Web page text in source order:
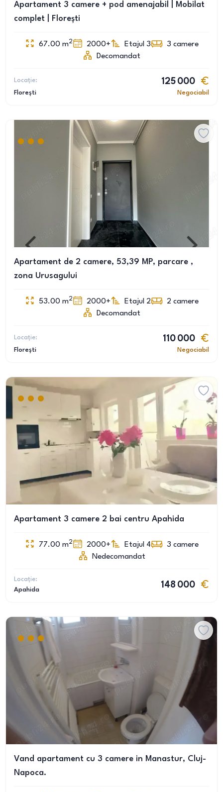
Apartament 3 camere + pod amenajabil | Mobilat
complet | Florești
67.00 m2 2000+ Etajul 3 3 camere
Decomandat
Locație:
Florești
125 000
Negociabil
Apartament de 2 camere, 53,39 MP, parcare ,
zona Urusagului
53.00 m2 2000+ Etajul 2 2 camere
Decomandat
Locație:
Florești
110 000
Negociabil
Apartament 3 camere 2 bai centru Apahida
77.00 m2 2000+ Etajul 4 3 camere
Nedecomandat
Locație:
Apahida
148 000
Vand apartament cu 3 camere in Manastur, Cluj-
Napoca.